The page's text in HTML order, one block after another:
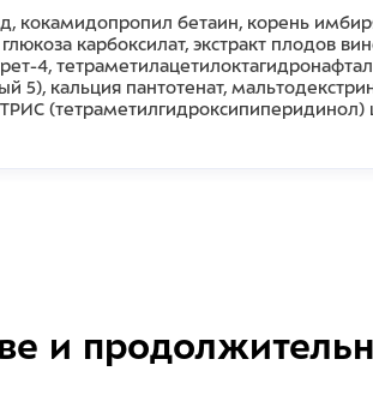
кокамидопропил бетаин, корень
карбоксилат, экстракт плодов
4,
5), кальция пантотенат,
(тетраметилгидроксипиперидинол)
и